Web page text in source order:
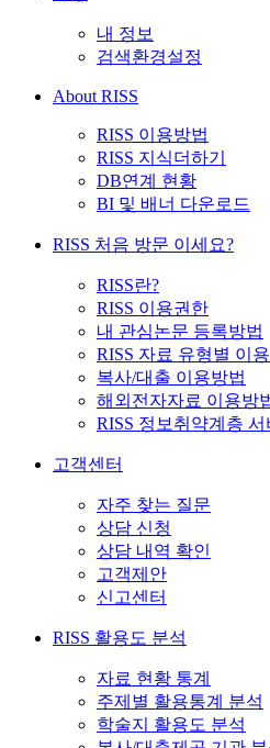
내 정보
검색환경설정
About RISS
RISS 이용방법
RISS 지식더하기
DB연계 현황
BI 및 배너 다운로드
RISS 처음 방문 이세요?
RISS란?
RISS 이용권한
내 관심논문 등록방법
RISS 자료 유형별 이
복사/대출 이용방법
해외전자자료 이용방
RISS 정보취약계층
고객센터
자주 찾는 질문
상담 신청
상담 내역 확인
고객제안
신고센터
RISS 활용도 분석
자료 현황 통계
주제별 활용통계 분석
학술지 활용도 분석